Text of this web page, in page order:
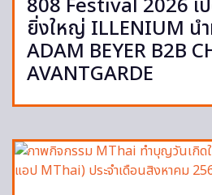
808 Festival 2026 เ
ยิ่งใหญ่ ILLENIUM น
ADAM BEYER B2B
AVANTGARDE